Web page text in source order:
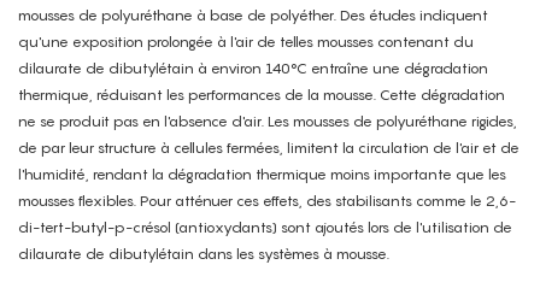
mousses de polyuréthane à base de polyéther. Des études indiquent
qu'une exposition prolongée à l'air de telles mousses contenant du
dilaurate de dibutylétain à environ 140°C entraîne une dégradation
thermique, réduisant les performances de la mousse. Cette dégradation
ne se produit pas en l'absence d'air. Les mousses de polyuréthane rigides,
de par leur structure à cellules fermées, limitent la circulation de l'air et de
l'humidité, rendant la dégradation thermique moins importante que les
mousses flexibles. Pour atténuer ces effets, des stabilisants comme le 2,6-
di-tert-butyl-p-crésol (antioxydants) sont ajoutés lors de l'utilisation de
dilaurate de dibutylétain dans les systèmes à mousse.